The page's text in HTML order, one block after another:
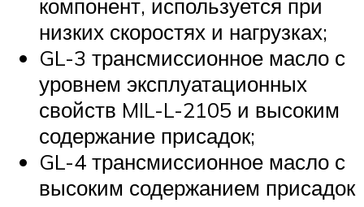
компонент, используется при
низких скоростях и нагрузках;
GL-3 трансмиссионное масло с
уровнем эксплуатационных
свойств MIL-L-2105 и высоким
содержание присадок;
GL-4 трансмиссионное масло с
высоким содержанием присадок